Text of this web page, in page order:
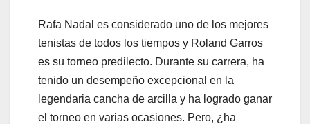
Rafa Nadal es considerado uno de los mejores
tenistas de todos los tiempos y Roland Garros
es su torneo predilecto. Durante su carrera, ha
tenido un desempeño excepcional en la
legendaria cancha de arcilla y ha logrado ganar
el torneo en varias ocasiones. Pero, ¿ha